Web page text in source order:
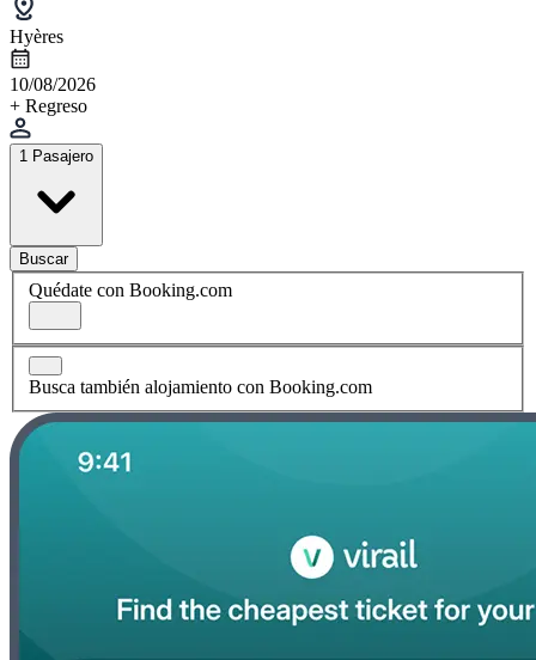
Hyères
10/08/2026
+ Regreso
1 Pasajero
Buscar
Quédate con Booking.com
Busca también alojamiento con Booking.com